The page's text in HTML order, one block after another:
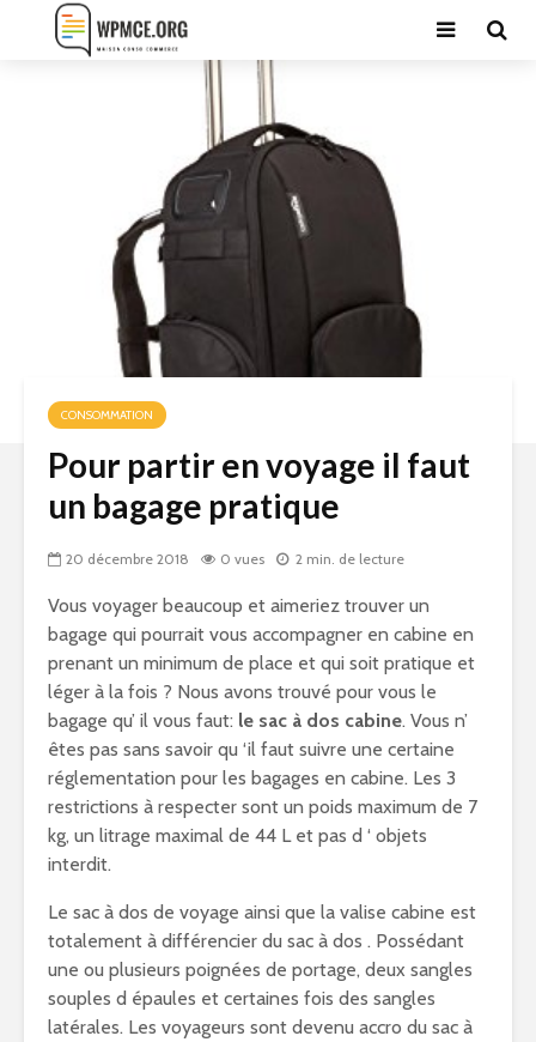
CONSOMMATION
Pour partir en voyage il faut
un bagage pratique
20 décembre 2018 0 vues 2 min. de lecture
Vous voyager beaucoup et aimeriez trouver un
bagage qui pourrait vous accompagner en cabine en
prenant un minimum de place et qui soit pratique et
léger à la fois ? Nous avons trouvé pour vous le
bagage qu’ il vous faut: le sac à dos cabine. Vous n’
êtes pas sans savoir qu ‘il faut suivre une certaine
réglementation pour les bagages en cabine. Les 3
restrictions à respecter sont un poids maximum de 7
kg, un litrage maximal de 44 L et pas d ‘ objets
interdit.
Le sac à dos de voyage ainsi que la valise cabine est
totalement à différencier du sac à dos . Possédant
une ou plusieurs poignées de portage, deux sangles
souples d épaules et certaines fois des sangles
latérales. Les voyageurs sont devenu accro du sac à